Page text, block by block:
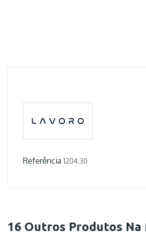
Referência 1204.30
16 Outros Produtos Na